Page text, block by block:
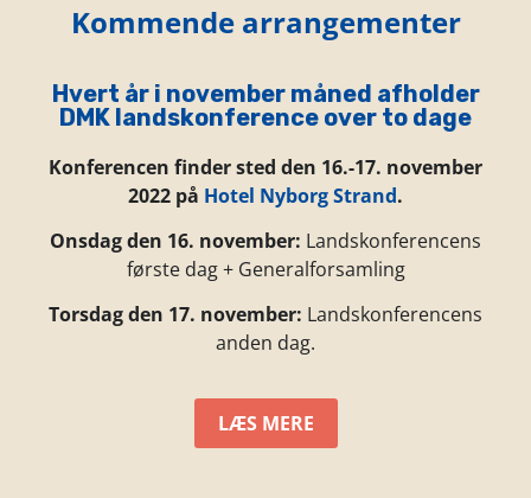
Kommende arrangementer
Hvert år i november måned afholder
DMK landskonference over to dage
Konferencen finder sted den 16.-17. november
2022 på Hotel Nyborg Strand.
Onsdag den 16. november: Landskonferencens
første dag + Generalforsamling
Torsdag den 17. november: Landskonferencens
anden dag.
LÆS MERE